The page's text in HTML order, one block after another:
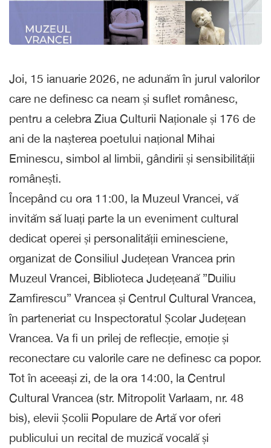
Joi, 15 ianuarie 2026, ne adunăm în jurul valorilor
care ne definesc ca neam și suflet românesc,
pentru a celebra Ziua Culturii Naționale și 176 de
ani de la nașterea poetului național Mihai
Eminescu, simbol al limbii, gândirii și sensibilității
românești.
Începând cu ora 11:00, la Muzeul Vrancei, vă
invităm să luați parte la un eveniment cultural
dedicat operei și personalității eminesciene,
organizat de Consiliul Județean Vrancea prin
Muzeul Vrancei, Biblioteca Județeană ”Duiliu
Zamfirescu” Vrancea și Centrul Cultural Vrancea,
în parteneriat cu Inspectoratul Școlar Județean
Vrancea. Va fi un prilej de reflecție, emoție și
reconectare cu valorile care ne definesc ca popor.
Tot în aceeași zi, de la ora 14:00, la Centrul
Cultural Vrancea (str. Mitropolit Varlaam, nr. 48
bis), elevii Școlii Populare de Artă vor oferi
publicului un recital de muzică vocală și